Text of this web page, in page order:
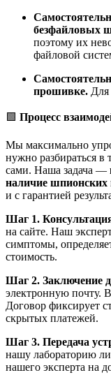
безфайловых
поэтому их
файловой
прошивке. Для
🟩 Процесс
Мы максимально
нужно разбираться в
сами. Наша задача —
наличие шпионских
и с гарантией
Шаг 1.
на сайте. Наш
симптомы,
стоимость.
Шаг 2. Заключение
электронную почту.
Договор фиксирует
скрытых платежей.
Шаг 3. Передача
нашу лабораторию
нашего эксперта на